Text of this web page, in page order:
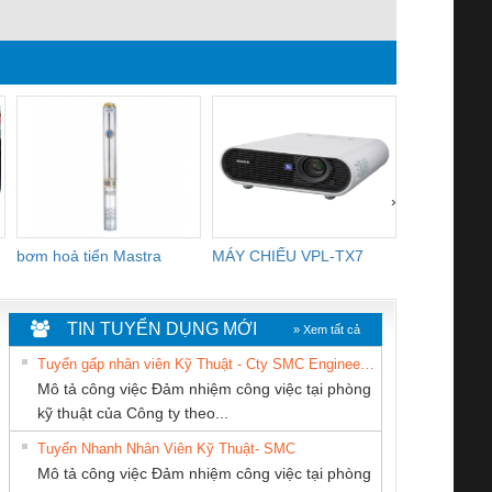
bơm hoả tiển Mastra MÁY CHIẾU VPL-TX7
›
Le An Toàn
Bộ giám sát chuỗi
Bộ giám sát dòng
Công ty TNHH
CÔNG TY CỔ
CÔNG TY CP TỰ
TIN TUYỂN DỤNG MỚI » Xem tất cả
Mô tả công việc Đảm nhiệm công việc tại phòng
kỹ thuật của Công ty theo...
Tuyển Nhanh Nhân Viên Kỹ Thuật- SMC
Mô tả công việc Đảm nhiệm công việc tại phòng